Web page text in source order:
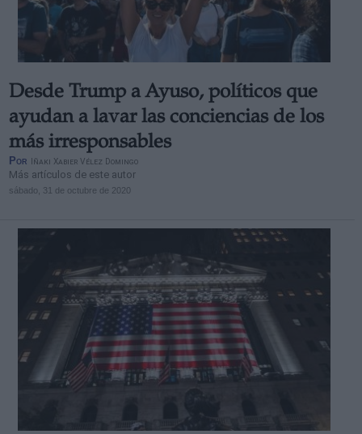
Desde Trump a Ayuso, políticos que
ayudan a lavar las conciencias de los
más irresponsables
Por Iñaki Xabier Vélez Domingo
Más artículos de este autor
sábado, 31 de octubre de 2020
Derechos:
link
Información adicional
link